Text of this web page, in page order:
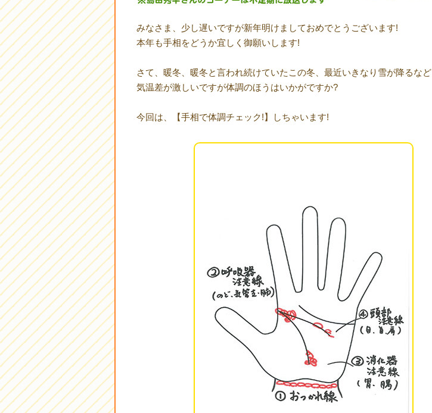
みなさま、少し遅いですが新年明けましておめでとうございます!
本年も手相をどうか宜しく御願いします!
さて、暖冬、暖冬と言われ続けていたこの冬、最近いきなり雪が降るなど
気温差が激しいですが体調のほうはいかがですか?
今回は、【手相で体調チェック!】しちゃいます!